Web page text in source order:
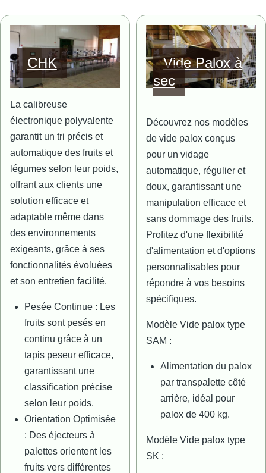
Image
CHK
La calibreuse
électronique polyvalente
garantit un tri précis et
automatique des fruits et
légumes selon leur poids,
offrant aux clients une
solution efficace et
adaptable même dans
des environnements
exigeants, grâce à ses
fonctionnalités évoluées
et son entretien facilité.
Pesée Continue : Les
fruits sont pesés en
continu grâce à un
tapis peseur efficace,
garantissant une
classification précise
selon leur poids.
Orientation Optimisée
: Des éjecteurs à
palettes orientent les
fruits vers différentes
Image
Vide Palox à
sec
Découvrez nos modèles
de vide palox conçus
pour un vidage
automatique, régulier et
doux, garantissant une
manipulation efficace et
sans dommage des fruits.
Profitez d'une flexibilité
d'alimentation et d'options
personnalisables pour
répondre à vos besoins
spécifiques.
Modèle Vide palox type
SAM :
Alimentation du palox
par transpalette côté
arrière, idéal pour
palox de 400 kg.
Modèle Vide palox type
SK :